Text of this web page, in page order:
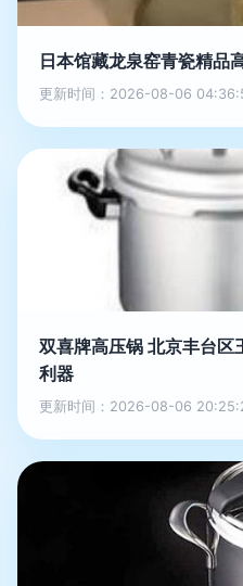
日本馆藏龙泉窑青瓷精品
更新时间：2026-08-06
双喜牌高压锅 北京丰台区
利器
更新时间：2026-08-06